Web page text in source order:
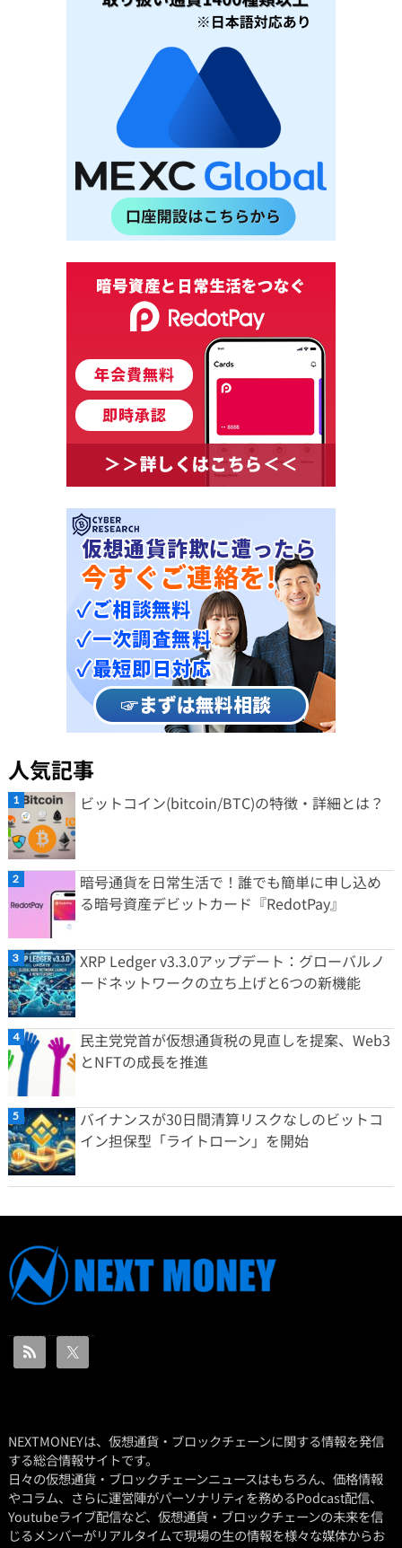
人気記事
ビットコイン(bitcoin/BTC)の特徴・詳細とは？
暗号通貨を日常生活で！誰でも簡単に申し込め
る暗号資産デビットカード『RedotPay』
XRP Ledger v3.3.0アップデート：グローバルノ
ードネットワークの立ち上げと6つの新機能
民主党党首が仮想通貨税の見直しを提案、Web3
とNFTの成長を推進
バイナンスが30日間清算リスクなしのビットコ
イン担保型「ライトローン」を開始
NEXTMONEYは、仮想通貨・ブロックチェーンに関する情報を発信
する総合情報サイトです。
日々の仮想通貨・ブロックチェーンニュースはもちろん、価格情報
やコラム、さらに運営陣がパーソナリティを務めるPodcast配信、
Youtubeライブ配信など、仮想通貨・ブロックチェーンの未来を信
じるメンバーがリアルタイムで現場の生の情報を様々な媒体からお